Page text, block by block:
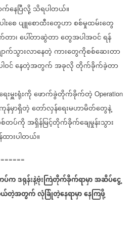
က်နေပြီလို့သိရပါတယ်။
စေပျူစောထီးတွေဟာစစ်မှုထမ်းတွေ
ာ၊ပေါ်တာဆွဲတာတွေအပါအဝင်ရန်
ာက်သွားလာနေတဲ့ကားတွေကိုစစ်ဆေးတာ
ဝင်နေတဲ့အတွက်အခုလိုတိုက်ခိုက်ခဲ့တာ
းမှူးရုံးကိုဖောက်ခွဲတိုက်ခိုက်တဲ့ Operation
န်မှာရှိတဲ့တော်လှန်ရေးမဟာမိတ်တွေနဲ့
စ်တပ်ကိုအရှိန်မြင့်တိုက်ခိုက်ချေမှုန်းသွား
ားပါတယ်။
ပ်ကဒရုန်းနဲ့ဗုံးကြဲတိုက်ခိုက်ရာမှာအဆိပ်ငွေ့
ယ်တဲ့အတွက်လုံခြုံတဲ့နေရာမှာနေကြဖို့